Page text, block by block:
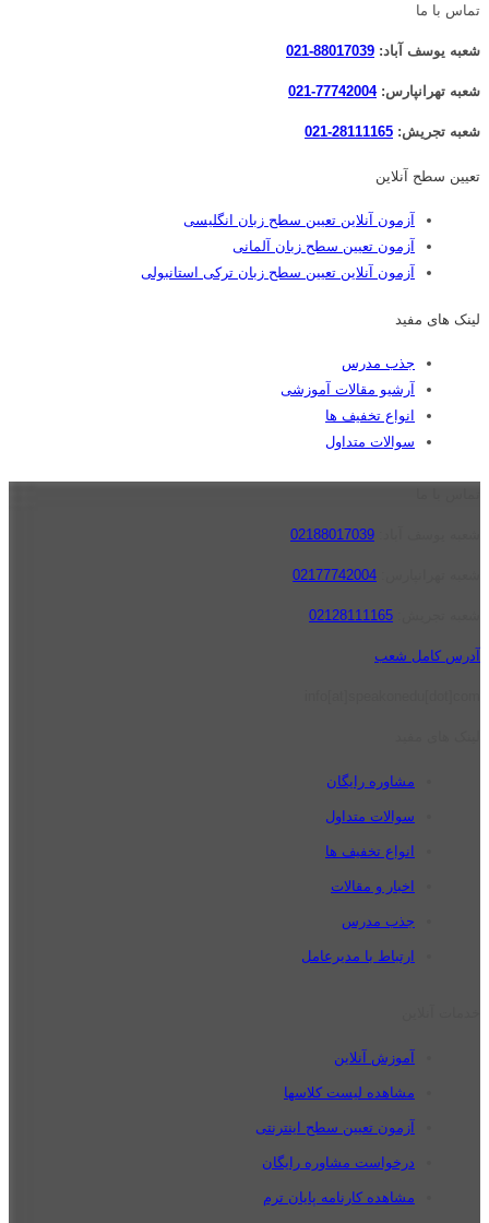
تماس با ما
شعبه یوسف آباد: 88017039-021
شعبه تهرانپارس:77742004-021
شعبه تجریش: 28111165-021
تعیین سطح آنلاین
آزمون آنلاین تعیین سطح زبان انگلیسی
آزمون تعیین سطح زبان آلمانی
آزمون آنلاین تعیین سطح زبان ترکی استانبولی
لینک های مفید
جذب مدرس
آرشیو مقالات آموزشی
انواع تخفیف ها
سوالات متداول
02188017039
02177742004
02128111165
آدرس کامل شعب
مشاوره رایگان
سوالات متداول
انواع تخفیف ها
اخبار و مقالات
جذب مدرس
ارتباط با مدیرعامل
آموزش آنلاین
مشاهده لیست کلاسها
آزمون تعیین سطح اینترنتی
درخواست مشاوره رایگان
مشاهده کارنامه پایان ترم